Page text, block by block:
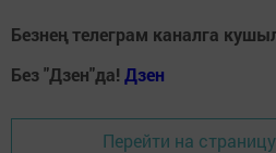
Безнең телеграм каналга
Без "Дзен"да! Дзен
Перейти на